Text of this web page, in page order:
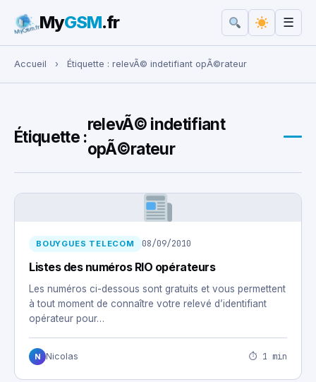
Rechercher :
MyGSM.fr ☰
Accueil › Étiquette : relevÃ© indetifiant opÃ©rateur
Étiquette :
relevÃ© indetifiant
opÃ©rateur
BOUYGUES TELECOM 08/09/2010
Listes des numéros RIO opérateurs
Les numéros ci-dessous sont gratuits et vous permettent
à tout moment de connaître votre relevé d’identifiant
opérateur pour…
N Nicolas ⏱ 1 min